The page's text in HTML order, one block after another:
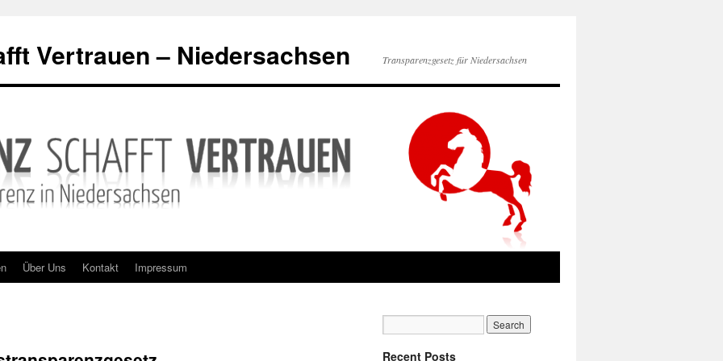
Vertrauen – Niedersachsen Transparenzgesetz für Niedersachsen
Über Uns Kontakt Impressum
Recent Posts